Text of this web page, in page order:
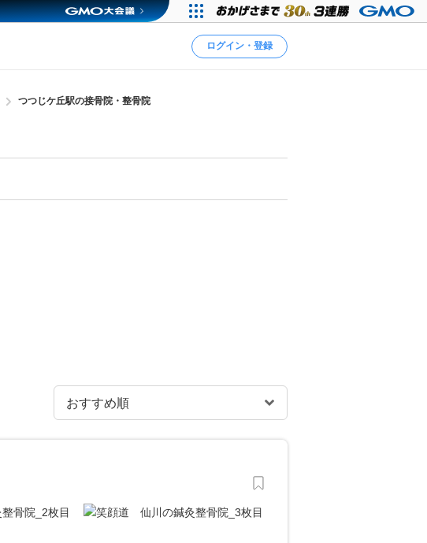
ログイン・登録
つつじケ丘駅の接骨院・整骨院